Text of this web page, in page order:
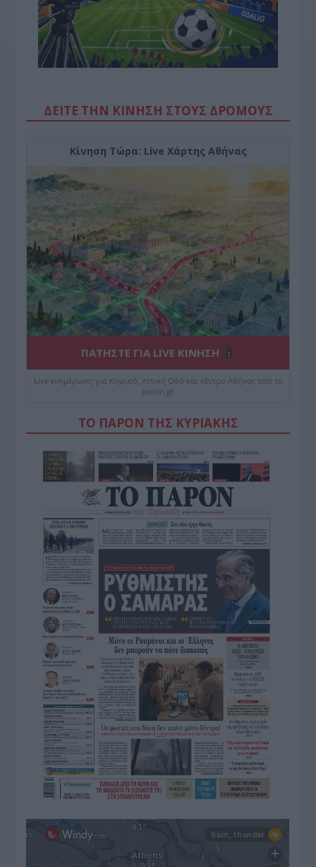
ΔΕΙΤΕ ΤΗΝ ΚΙΝΗΣΗ ΣΤΟΥΣ ΔΡΌΜΟΥΣ
Κίνηση Τώρα: Live Χάρτης Αθήνας
ΠΑΤΗΣΤΕ ΓΙΑ LIVE ΚΙΝΗΣΗ
Live ενημέρωση για Κηφισό, Αττική Οδό και κέντρο Αθήνας από το
paron.gr
ΤΟ ΠΑΡΟΝ ΤΗΣ ΚΥΡΙΑΚΗΣ